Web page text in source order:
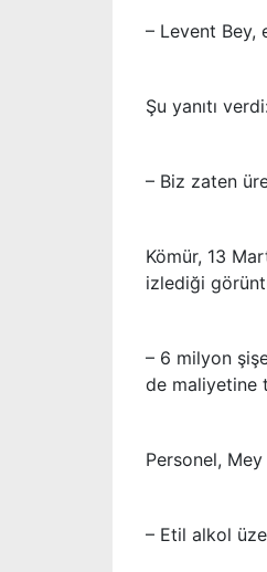
– Levent Bey,
Şu yanıtı
– Biz zaten
Kömür, 13
izlediği
– 6 milyon
de maliyetine
Personel,
– Etil alkol